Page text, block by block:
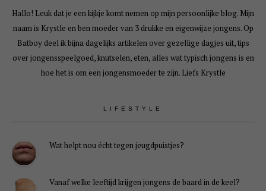
Hallo! Leuk dat je een kijkje komt nemen op mijn persoonlijke blog. Mijn
naam is Krystle en ben moeder van 3 drukke en eigenwijze jongens. Op
Batboy deel ik bijna dagelijks artikelen over gezellige dagjes uit, tips
over jongensspeelgoed, knutselen, eten, alles wat typisch jongens is en
hoe het is om een jongensmoeder te zijn. Liefs Krystle
LIFESTYLE
Wat helpt nou écht tegen jeugdpuistjes?
Vanaf welke leeftijd krijgen jongens de baard in de keel?